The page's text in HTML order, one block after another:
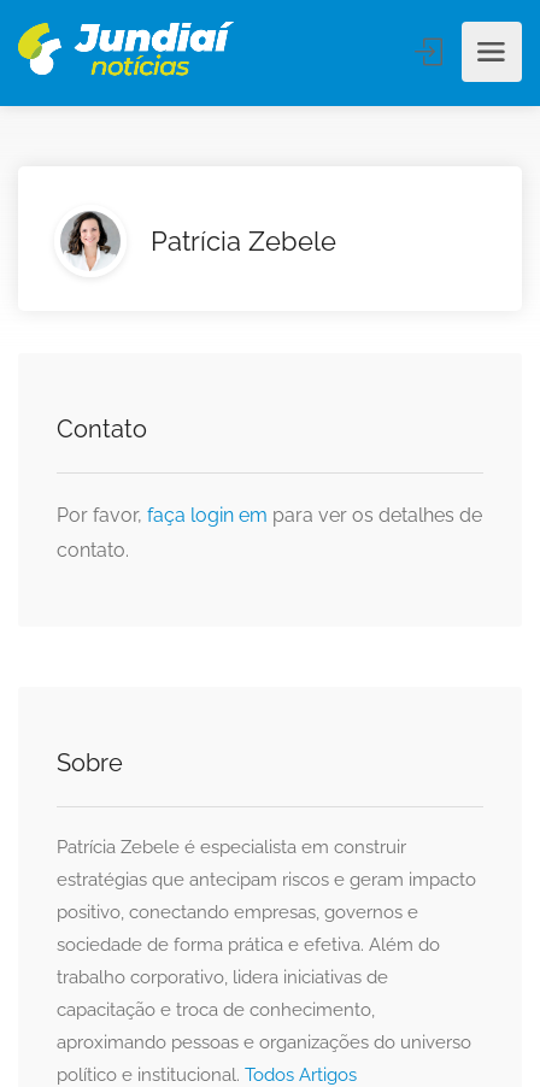
Patrícia Zebele
Contato
Por favor, faça login em para ver os detalhes de
contato.
Sobre
Patrícia Zebele é especialista em construir
estratégias que antecipam riscos e geram impacto
positivo, conectando empresas, governos e
sociedade de forma prática e efetiva. Além do
trabalho corporativo, lidera iniciativas de
capacitação e troca de conhecimento,
aproximando pessoas e organizações do universo
político e institucional. Todos Artigos